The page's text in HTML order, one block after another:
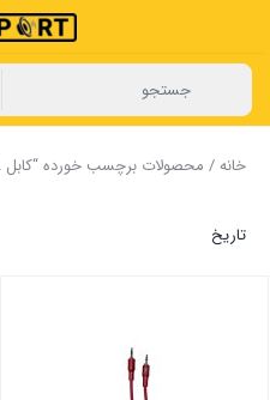
خانه/ محصولات برچسب خورده “کابل AUX JBL”
تاریخ